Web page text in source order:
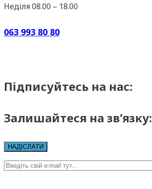
Неділя 08.00 – 18.00
063 993 80 80
Підписуйтесь на нас:
Залишайтеся на зв’язку: